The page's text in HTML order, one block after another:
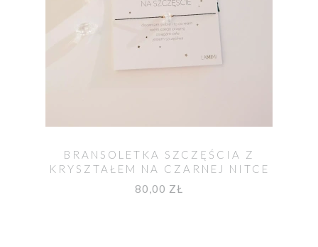
BRANSOLETKA SZCZĘŚCIA Z
KRYSZTAŁEM NA CZARNEJ NITCE
80,00 ZŁ